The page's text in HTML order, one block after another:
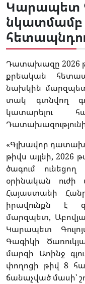
Կարապետ
նկատմամբ
Դատախազը 2026
քրեական
նախկին
տակ գտնվող
կատարելու
«Գլխավոր
թիվս այլնի, 2026
ծագում
օրինական
Հայաստանի
իրավունքն է
մարզպետ,
Կարապետ
Գագիկի
մարզի Առինջ
փողոցի թիվ 8
ճանաչված մասի՝